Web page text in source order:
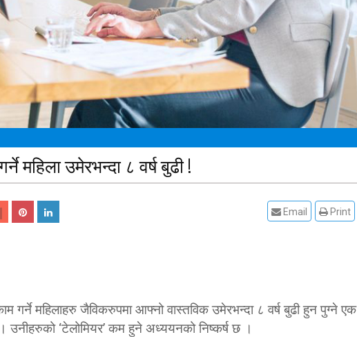
महिला उमेरभन्दा ८ वर्ष बुढी !
Print
Email
गर्ने महिलाहरु जैविकरुपमा आफ्नो वास्तविक उमेरभन्दा ८ वर्ष बुढी हुन पुग्ने एक
उनीहरुको ‘टेलोमियर’ कम हुने अध्ययनको निष्कर्ष छ ।